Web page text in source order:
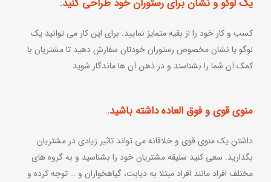
یک لوگو و نشان برای رستوران خود طراحی کنید.
کسب و کار خود را از بقیه متمایز نمایید. برای این کار می توانید یک
لوگو یا نشان مخصوص رستوران خودتان سفارش دهید تا مشتریان با
کمک آن شما را بشناسند و در ذهن آن ها ماندگار شوید.
منوی قوی و فوق العاده داشته باشید.
داشتن یک منوی قوی و خلاقانه می تواند تاثیر زیادی در مشتریان
بگذارید. سعی کنید سلیقه مشتریان خود را بشناسید و به گروه های
مختلف افراد مانند افراد مبتلا به دیابت، گیاهخواران و … توجه کرده و